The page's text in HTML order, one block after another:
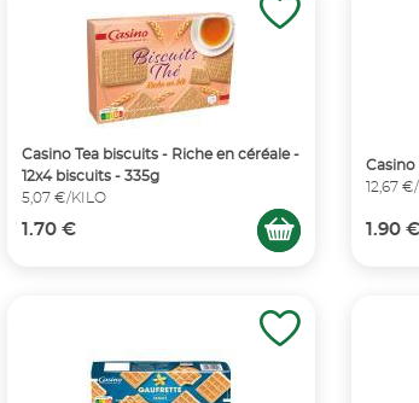
Casino Tea biscuits - Riche en céréale -
12x4 biscuits - 335g
5,07 €/KILO
1.70 €
Casino
12,67
1.90 €